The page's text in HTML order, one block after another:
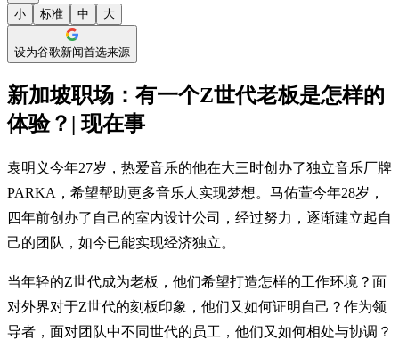
小 标准 中 大
设为谷歌新闻首选来源
新加坡职场：有一个Z世代老板是怎样的
体验？| 现在事
袁明义今年27岁，热爱音乐的他在大三时创办了独立音乐厂牌
PARKA，希望帮助更多音乐人实现梦想。马佑萱今年28岁，
四年前创办了自己的室内设计公司，经过努力，逐渐建立起自
己的团队，如今已能实现经济独立。
当年轻的Z世代成为老板，他们希望打造怎样的工作环境？面
对外界对于Z世代的刻板印象，他们又如何证明自己？作为领
导者，面对团队中不同世代的员工，他们又如何相处与协调？